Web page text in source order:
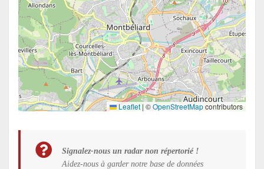
Leaflet | ©OpenStreetMapcontributors
Signalez-nous un radar non répertorié !
Aidez-nous à garder notre base de données